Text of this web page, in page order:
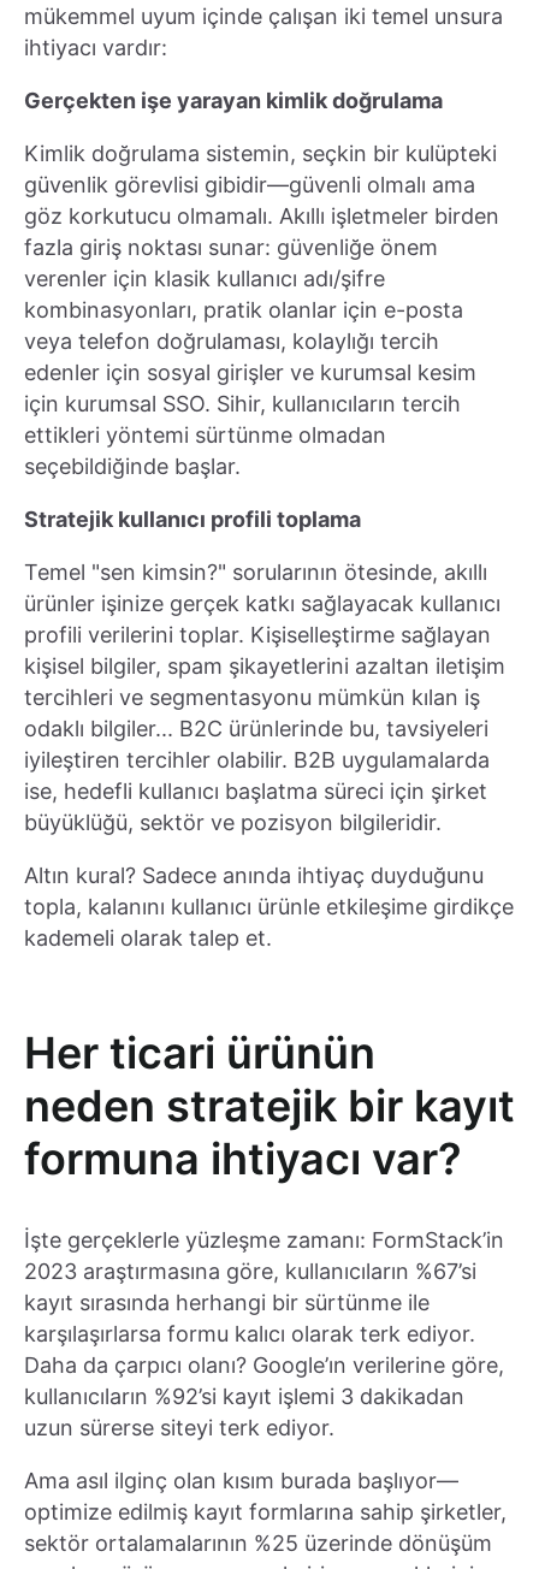
mükemmel uyum içinde çalışan iki temel unsura
ihtiyacı vardır:
Gerçekten işe yarayan kimlik doğrulama
Kimlik doğrulama sistemin, seçkin bir kulüpteki
güvenlik görevlisi gibidir—güvenli olmalı ama
göz korkutucu olmamalı. Akıllı işletmeler birden
fazla giriş noktası sunar: güvenliğe önem
verenler için klasik kullanıcı adı/şifre
kombinasyonları, pratik olanlar için e-posta
veya telefon doğrulaması, kolaylığı tercih
edenler için sosyal girişler ve kurumsal kesim
için kurumsal SSO. Sihir, kullanıcıların tercih
ettikleri yöntemi sürtünme olmadan
seçebildiğinde başlar.
Stratejik kullanıcı profili toplama
Temel "sen kimsin?" sorularının ötesinde, akıllı
ürünler işinize gerçek katkı sağlayacak kullanıcı
profili verilerini toplar. Kişiselleştirme sağlayan
kişisel bilgiler, spam şikayetlerini azaltan iletişim
tercihleri ve segmentasyonu mümkün kılan iş
odaklı bilgiler... B2C ürünlerinde bu, tavsiyeleri
iyileştiren tercihler olabilir. B2B uygulamalarda
ise, hedefli kullanıcı başlatma süreci için şirket
büyüklüğü, sektör ve pozisyon bilgileridir.
Altın kural? Sadece anında ihtiyaç duyduğunu
topla, kalanını kullanıcı ürünle etkileşime girdikçe
kademeli olarak talep et.
Her ticari ürünün
neden stratejik bir kayıt
formuna ihtiyacı var?
İşte gerçeklerle yüzleşme zamanı: FormStack’in
2023 araştırmasına göre, kullanıcıların %67’si
kayıt sırasında herhangi bir sürtünme ile
karşılaşırlarsa formu kalıcı olarak terk ediyor.
Daha da çarpıcı olanı? Google’ın verilerine göre,
kullanıcıların %92’si kayıt işlemi 3 dakikadan
uzun sürerse siteyi terk ediyor.
Ama asıl ilginç olan kısım burada başlıyor—
optimize edilmiş kayıt formlarına sahip şirketler,
sektör ortalamalarının %25 üzerinde dönüşüm